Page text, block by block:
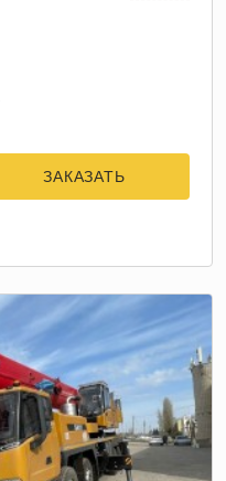
ЗАКАЗАТЬ